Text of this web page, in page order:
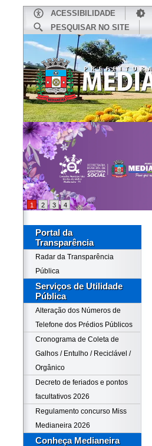
ACESSIBILIDADE
PESQUISAR NO SITE
1 2 3 4
Portal da
Transparência
Radar da Transparência
Pública
Serviços de Utilidade
Pública
Alteração dos Números de
Telefone dos Prédios Públicos
Cronograma de Coleta de
Galhos / Entulho / Reciclável /
Orgânico
Decreto de feriados e pontos
facultativos 2026
Regulamento concurso Miss
Medianeira 2026
Conheça Medianeira